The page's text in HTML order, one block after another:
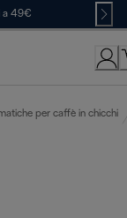
a 49€
per caffè in chicchi